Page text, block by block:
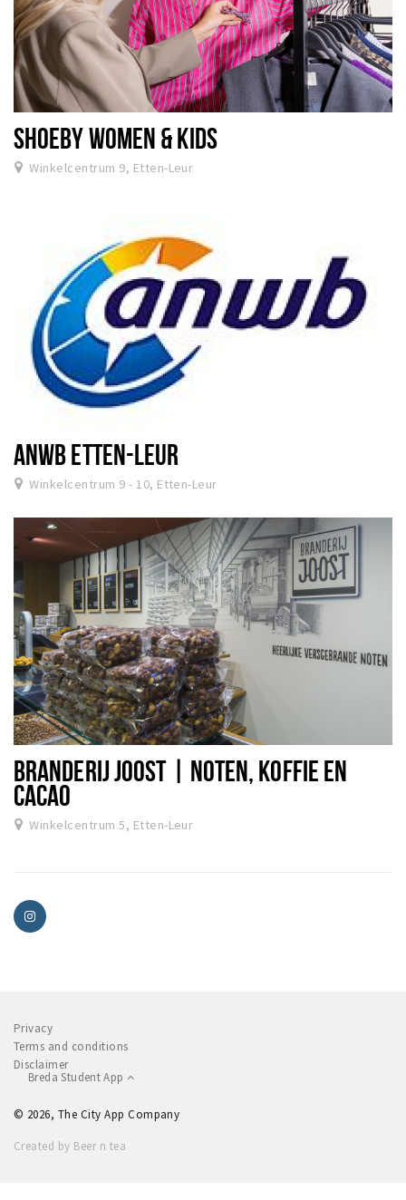
SHOEBY WOMEN & KIDS
Winkelcentrum 9, Etten-Leur
ANWB ETTEN-LEUR
Winkelcentrum 9 - 10, Etten-Leur
BRANDERIJ JOOST | NOTEN, KOFFIE EN
CACAO
Winkelcentrum 5, Etten-Leur
Privacy
Terms and conditions
Disclaimer
Breda Student App
© 2026, The City App Company
Created by Beer n tea